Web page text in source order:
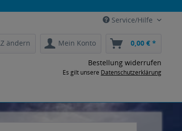
Service/Hilfe
ändern Mein Konto 0,00 € *
Bestellung widerrufen
Es gilt unsere Datenschutzerklärung